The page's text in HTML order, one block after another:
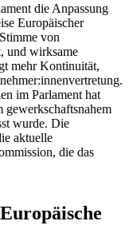
die Anpassung
Europäischer
von
und wirksame
mehr Kontinuität,
im Parlament hat
gewerkschaftsnahem
wurde. Die
aktuelle
die das